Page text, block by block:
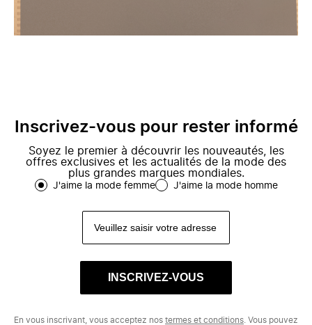
Inscrivez-vous pour rester informé
Soyez le premier à découvrir les nouveautés, les
offres exclusives et les actualités de la mode des
plus grandes marques mondiales.
J'aime la mode femme J'aime la mode homme
INSCRIVEZ-VOUS
En vous inscrivant, vous acceptez nos termes et conditions . Vous pouvez